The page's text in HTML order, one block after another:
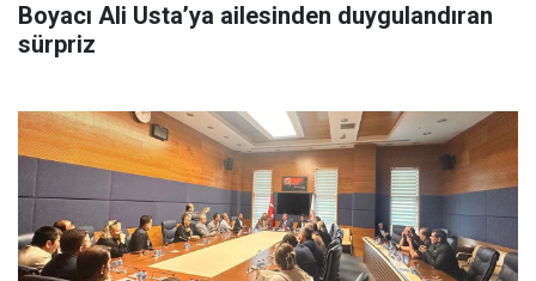
Boyacı Ali Usta’ya ailesinden duygulandıran
sürpriz